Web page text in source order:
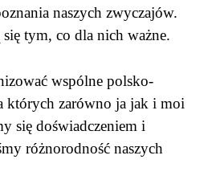
naszych zwyczajów.
tym, co dla nich ważne.
wspólne polsko-
których zarówno ja jak i moi
się doświadczeniem i
różnorodność naszych